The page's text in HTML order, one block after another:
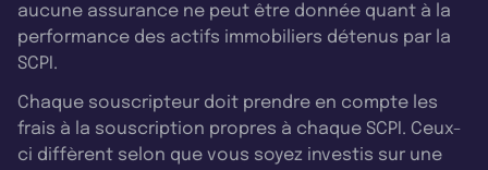
aucune assurance ne peut être donnée quant à la
performance des actifs immobiliers détenus par la
SCPI.
Chaque souscripteur doit prendre en compte les
frais à la souscription propres à chaque SCPI. Ceux-
ci diffèrent selon que vous soyez investis sur une